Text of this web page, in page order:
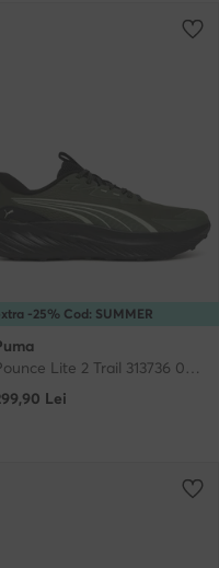
-25% Cod: SUMMER
Pounce Lite 2 Trail 313736 03 · Pantofi pentru alergare
Lei